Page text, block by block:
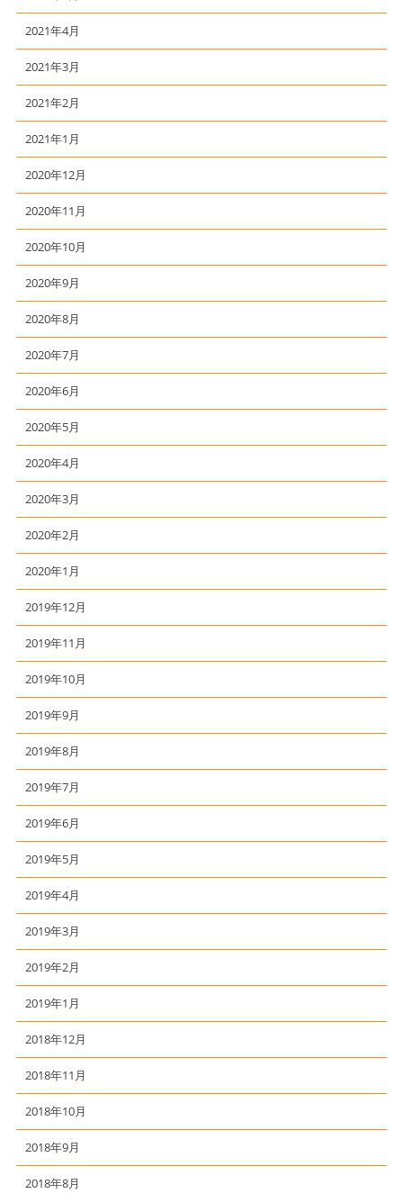
2021年4月
2021年3月
2021年2月
2021年1月
2020年12月
2020年11月
2020年10月
2020年9月
2020年8月
2020年7月
2020年6月
2020年5月
2020年4月
2020年3月
2020年2月
2020年1月
2019年12月
2019年11月
2019年10月
2019年9月
2019年8月
2019年7月
2019年6月
2019年5月
2019年4月
2019年3月
2019年2月
2019年1月
2018年12月
2018年11月
2018年10月
2018年9月
2018年8月